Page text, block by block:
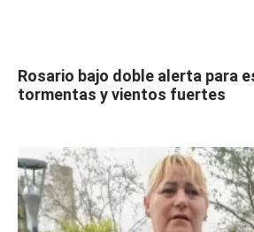
Rosario bajo doble alerta para
tormentas y vientos fuertes